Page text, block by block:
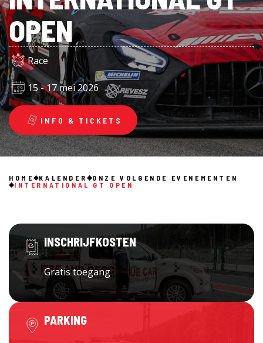
OPEN
Race
15 - 17 mei 2026
INFO & TICKETS
HOME KALENDER
ONZE VOLGENDE EVENEMENTEN
INTERNATIONAL GT OPEN
INSCHRIJFKOSTEN
Gratis toegang
PARKING